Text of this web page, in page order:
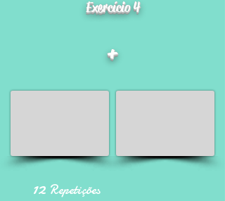
Exercício 4
+
12 Repetições